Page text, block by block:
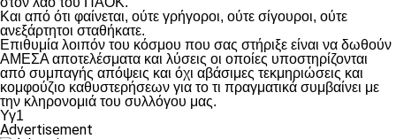
Και από ότι φαίνεται, ούτε γρήγοροι, ούτε σίγουροι, ούτε
ανεξάρτητοι σταθήκατε.
Επιθυμία λοιπόν του κόσμου που σας στήριξε είναι να δωθούν
ΑΜΕΣΑ αποτελέσματα και λύσεις οι οποίες υποστηρίζονται
από συμπαγής απόψεις και όχι αβάσιμες τεκμηριώσεις και
κομφούζιο καθυστερήσεων για το τι πραγματικά συμβαίνει με
την κληρονομιά του συλλόγου μας.
Υγ1
Advertisement